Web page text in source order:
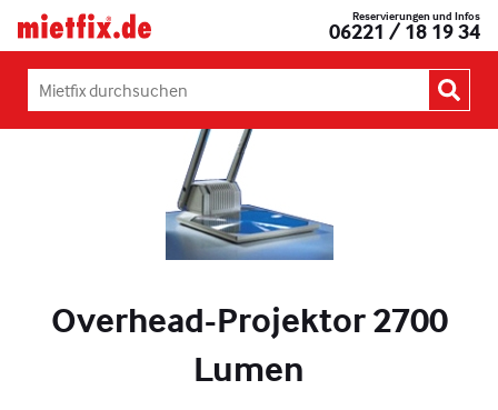
Inhalt
Mietfix®
Geräte
Maschinen
mieten
in
Reservierungen und Infos
06221 / 18 19 34
durchsuchen:
Overhead-Projektor 2700
Lumen